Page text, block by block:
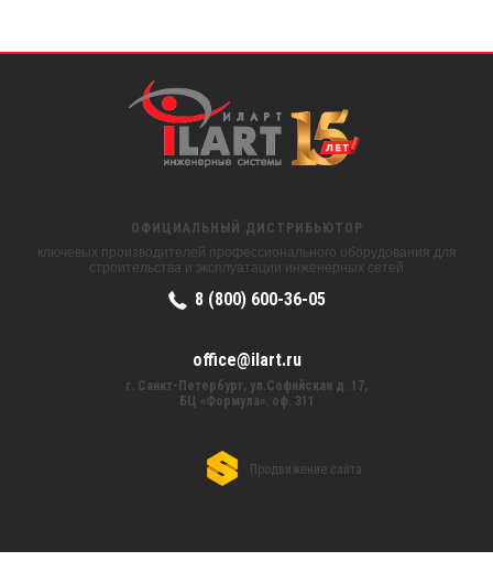
ОФИЦИАЛЬНЫЙ ДИСТРИБЬЮТОР
ключевых производителей профессионального оборудования для
строительства и эксплуатации инженерных сетей
8 (800) 600-36-05
office@ilart.ru
г. Санкт-Петербург, ул.Софийская д. 17,
БЦ «Формула». оф. 311
Продвижение сайта